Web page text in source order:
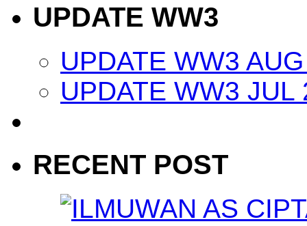
UPDATE WW3
UPDATE WW3
UPDATE WW3 JUL
RECENT POST